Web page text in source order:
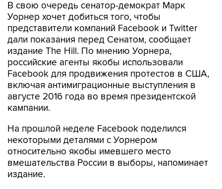
В свою очередь сенатор-демократ Марк
Уорнер хочет добиться того, чтобы
представители компаний Facebook и Twitter
дали показания перед Сенатом, сообщает
издание The Hill. По мнению Уорнера,
российские агенты якобы использовали
Facebook для продвижения протестов в США,
включая антимиграционные выступления в
августе 2016 года во время президентской
кампании.
На прошлой неделе Facebook поделился
некоторыми деталями с Уорнером
относительно якобы имевшего место
вмешательства России в выборы, напоминает
издание.